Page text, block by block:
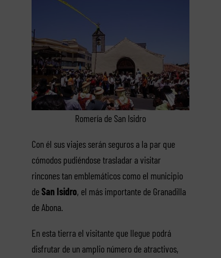
Romería de San Isidro
Con él sus viajes serán seguros a la par que
cómodos pudiéndose trasladar a visitar
rincones tan emblemáticos como el municipio
de San Isidro, el más importante de Granadilla
de Abona.
En esta tierra el visitante que llegue podrá
disfrutar de un amplio número de atractivos,